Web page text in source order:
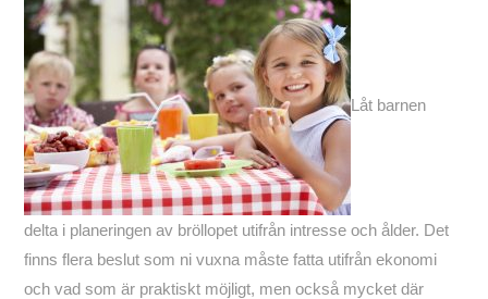
Låt barnen
delta i planeringen av bröllopet utifrån intresse och ålder. Det
finns flera beslut som ni vuxna måste fatta utifrån ekonomi
och vad som är praktiskt möjligt, men också mycket där